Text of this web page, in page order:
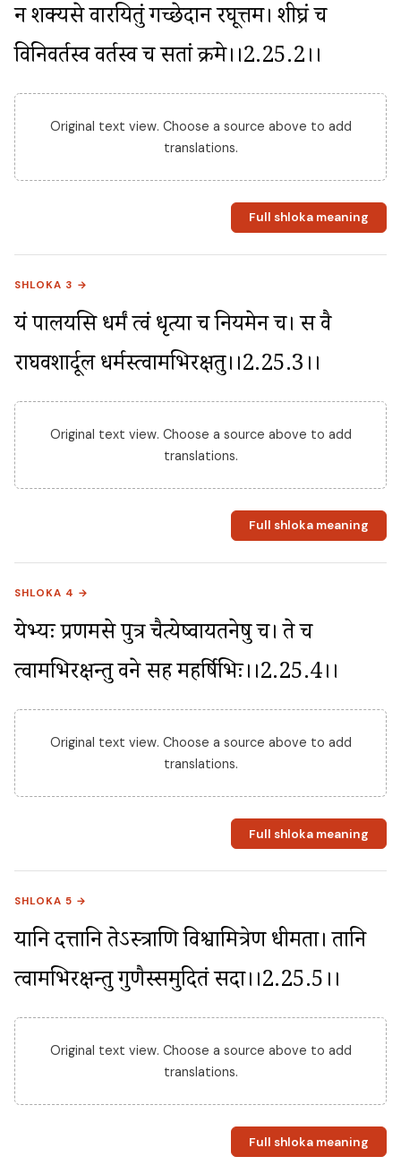
न शक्यसे वारयितुं गच्छेदानीं रघूत्तम। शीघ्रं च
विनिवर्तस्व वर्तस्व च सतां क्रमे।।2.25.2।।
Original text view. Choose a source above to add
translations.
Full shloka meaning
SHLOKA 3 →
यं पालयसि धर्मं त्वं धृत्या च नियमेन च। स वै
राघवशार्दूल धर्मस्त्वामभिरक्षतु।।2.25.3।।
Original text view. Choose a source above to add
translations.
Full shloka meaning
SHLOKA 4 →
येभ्यः प्रणमसे पुत्र चैत्येष्वायतनेषु च। ते च
त्वामभिरक्षन्तु वने सह महर्षिभिः।।2.25.4।।
Original text view. Choose a source above to add
translations.
Full shloka meaning
SHLOKA 5 →
यानि दत्तानि तेऽस्त्राणि विश्वामित्रेण धीमता। तानि
त्वामभिरक्षन्तु गुणैस्समुदितं सदा।।2.25.5।।
Original text view. Choose a source above to add
translations.
Full shloka meaning